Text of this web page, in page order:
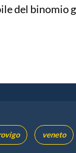
del binomio
veneto